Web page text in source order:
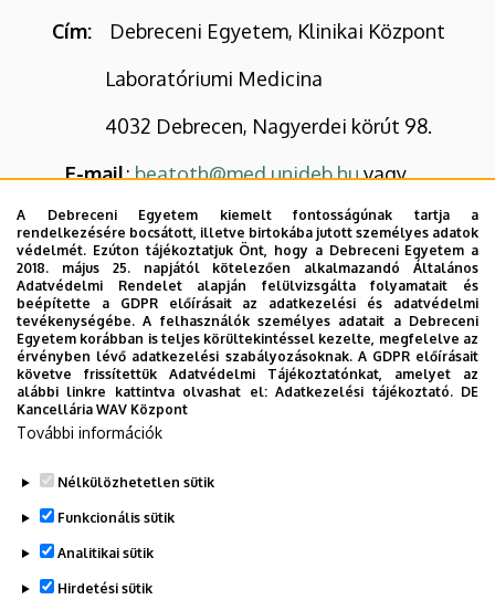
Cím: Debreceni Egyetem, Klinikai Központ
Laboratóriumi Medicina
4032 Debrecen, Nagyerdei körút 98.
E-mail:beatoth@med.unideb.huvagy
Telefonszám/mellék : +36 52 411-
600/54992
Doktori iskola hallgatói képviselője
Név:Szabó Lilla
E-mail:
Legutóbbi frissítés: 2023. 03. 26. 19:59
A Debreceni Egyetem kiemelt fontosságúnak tartja a
rendelkezésére bocsátott, illetve birtokába jutott személyes adatok
védelmét. Ezúton tájékoztatjuk Önt, hogy a Debreceni Egyetem a
2018. május 25. napjától kötelezően alkalmazandó Általános
Adatvédelmi Rendelet alapján felülvizsgálta folyamatait és
beépítette a GDPR előírásait az adatkezelési és adatvédelmi
tevékenységébe. A felhasználók személyes adatait a Debreceni
Egyetem korábban is teljes körültekintéssel kezelte, megfelelve az
érvényben lévő adatkezelési szabályozásoknak. A GDPR előírásait
követve frissítettük Adatvédelmi Tájékoztatónkat, amelyet az
alábbi linkre kattintva olvashat el:Adatkezelési tájékoztató. DE
Kancellária WAV Központ
További információk
Nélkülözhetetlen sütik
Funkcionális sütik
Analitikai sütik
Hirdetési sütik